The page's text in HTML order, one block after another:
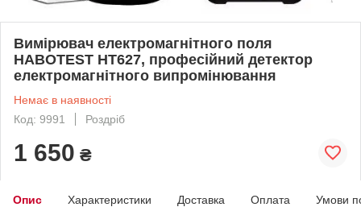
Вимірювач електромагнітного поля
HABOTEST HT627, професійний детектор
електромагнітного випромінювання
Немає в наявності
Код: 9991
Роздріб
1 650 ₴
Опис Характеристики Доставка Оплата Умови